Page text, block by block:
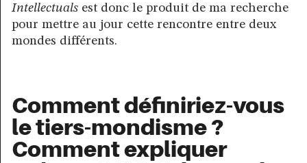
Intellectuals est donc le produit de ma recherche
pour mettre au jour cette rencontre entre deux
mondes différents.
Comment définiriez-vous
le tiers-mondisme ?
Comment expliquer